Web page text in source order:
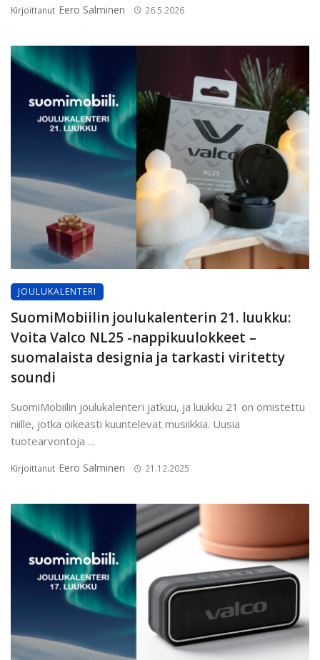
Kirjoittanut Eero Salminen 26.5.2026
JOULUKALENTERI
SuomiMobiilin joulukalenterin 21. luukku:
Voita Valco NL25 -nappikuulokkeet –
suomalaista designia ja tarkasti viritetty
soundi
SuomiMobiilin joulukalenteri jatkuu, ja luukku 21 on omistettu
niille, jotka oikeasti kuuntelevat musiikkia. Uusia
tuotearvontoja ...
Kirjoittanut Eero Salminen 21.12.2025